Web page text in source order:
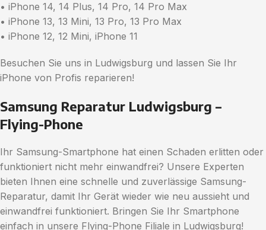
• iPhone 14, 14 Plus, 14 Pro, 14 Pro Max
• iPhone 13, 13 Mini, 13 Pro, 13 Pro Max
• iPhone 12, 12 Mini, iPhone 11
Besuchen Sie uns in Ludwigsburg und lassen Sie Ihr
iPhone von Profis reparieren!
Samsung Reparatur Ludwigsburg –
Flying-Phone
Ihr Samsung-Smartphone hat einen Schaden erlitten oder
funktioniert nicht mehr einwandfrei? Unsere Experten
bieten Ihnen eine schnelle und zuverlässige Samsung-
Reparatur, damit Ihr Gerät wieder wie neu aussieht und
einwandfrei funktioniert. Bringen Sie Ihr Smartphone
einfach in unsere Flying-Phone Filiale in Ludwigsburg!